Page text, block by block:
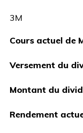
3M
Cours actuel de
Versement du
Montant du
Rendement